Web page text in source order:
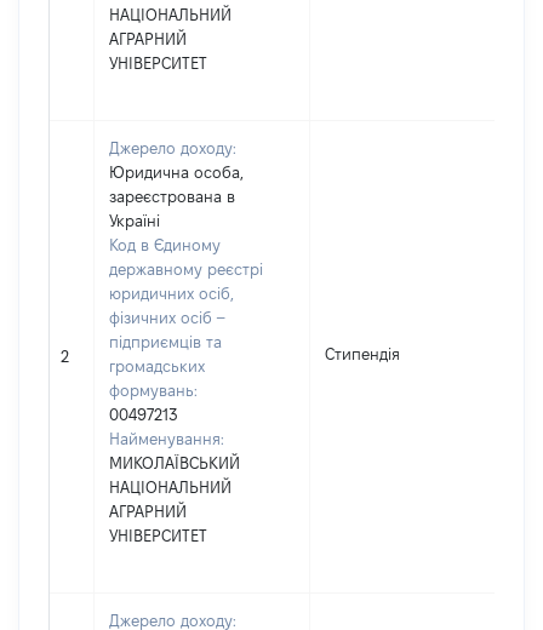
НАЦІОНАЛЬНИЙ
АГРАРНИЙ
УНІВЕРСИТЕТ
2
Джерело доходу:
Юридична особа,
зареєстрована в
Україні
Код в Єдиному
державному реєстрі
юридичних осіб,
фізичних осіб –
підприємців та
громадських
формувань:
00497213
Найменування:
МИКОЛАЇВСЬКИЙ
НАЦІОНАЛЬНИЙ
АГРАРНИЙ
УНІВЕРСИТЕТ
Стипендія
Джерело доходу: